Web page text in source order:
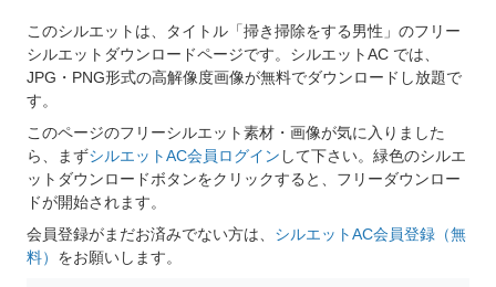
このシルエットは、タイトル「掃き掃除をする男性」のフリー
シルエットダウンロードページです。シルエットAC では、
JPG・PNG形式の高解像度画像が無料でダウンロードし放題で
す。
このページのフリーシルエット素材・画像が気に入りました
ら、まずシルエットAC会員ログイン して下さい。緑色のシルエ
ットダウンロードボタンをクリックすると、フリーダウンロー
ドが開始されます。
会員登録がまだお済みでない方は、 シルエットAC会員登録（無
料） をお願いします。